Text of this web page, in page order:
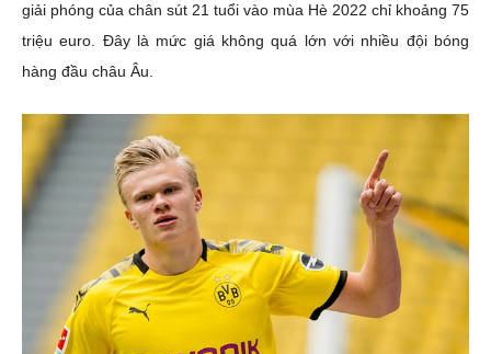
giải phóng của chân sút 21 tuổi vào mùa Hè 2022 chỉ khoảng 75
triệu euro. Đây là mức giá không quá lớn với nhiều đội bóng
hàng đầu châu Âu.